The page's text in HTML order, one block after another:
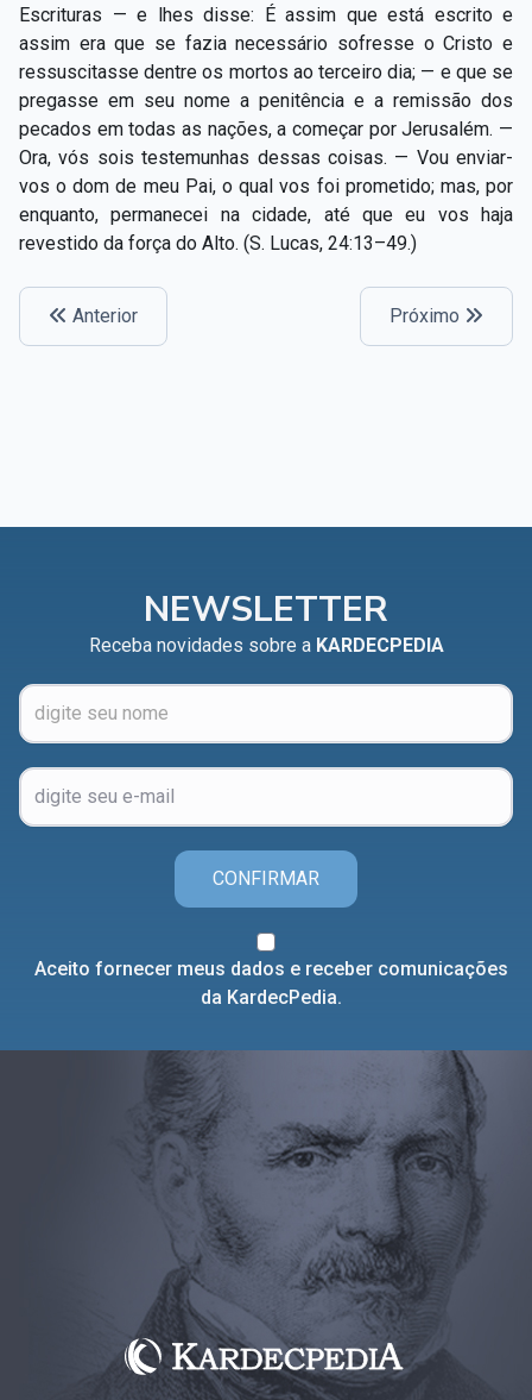
Escrituras — e lhes disse: É assim que está escrito e
assim era que se fazia necessário sofresse o Cristo e
ressuscitasse dentre os mortos ao terceiro dia; — e que se
pregasse em seu nome a penitência e a remissão dos
pecados em todas as nações, a começar por Jerusalém. —
Ora, vós sois testemunhas dessas coisas. — Vou enviar-
vos o dom de meu Pai, o qual vos foi prometido; mas, por
enquanto, permanecei na cidade, até que eu vos haja
revestido da força do Alto. (S. Lucas, 24:13–49.)
Anterior Próximo
NEWSLETTER
Receba novidades sobre a KARDECPEDIA
CONFIRMAR
Aceito fornecer meus dados e receber comunicações
da KardecPedia.